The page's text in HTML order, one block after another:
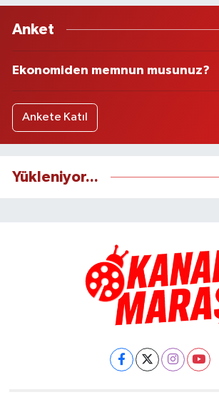
Anket
Ekonomiden memnun musunuz?
Ankete Katıl
Yükleniyor...